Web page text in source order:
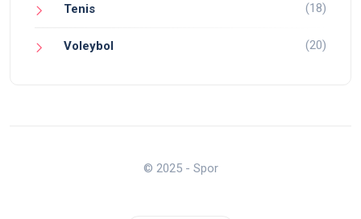
Tenis (18)
Voleybol (20)
© 2025 - Spor